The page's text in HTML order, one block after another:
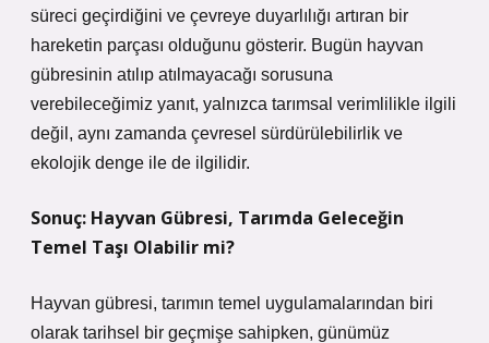
süreci geçirdiğini ve çevreye duyarlılığı artıran bir
hareketin parçası olduğunu gösterir. Bugün hayvan
gübresinin atılıp atılmayacağı sorusuna
verebileceğimiz yanıt, yalnızca tarımsal verimlilikle ilgili
değil, aynı zamanda çevresel sürdürülebilirlik ve
ekolojik denge ile de ilgilidir.
Sonuç: Hayvan Gübresi, Tarımda Geleceğin
Temel Taşı Olabilir mi?
Hayvan gübresi, tarımın temel uygulamalarından biri
olarak tarihsel bir geçmişe sahipken, günümüz